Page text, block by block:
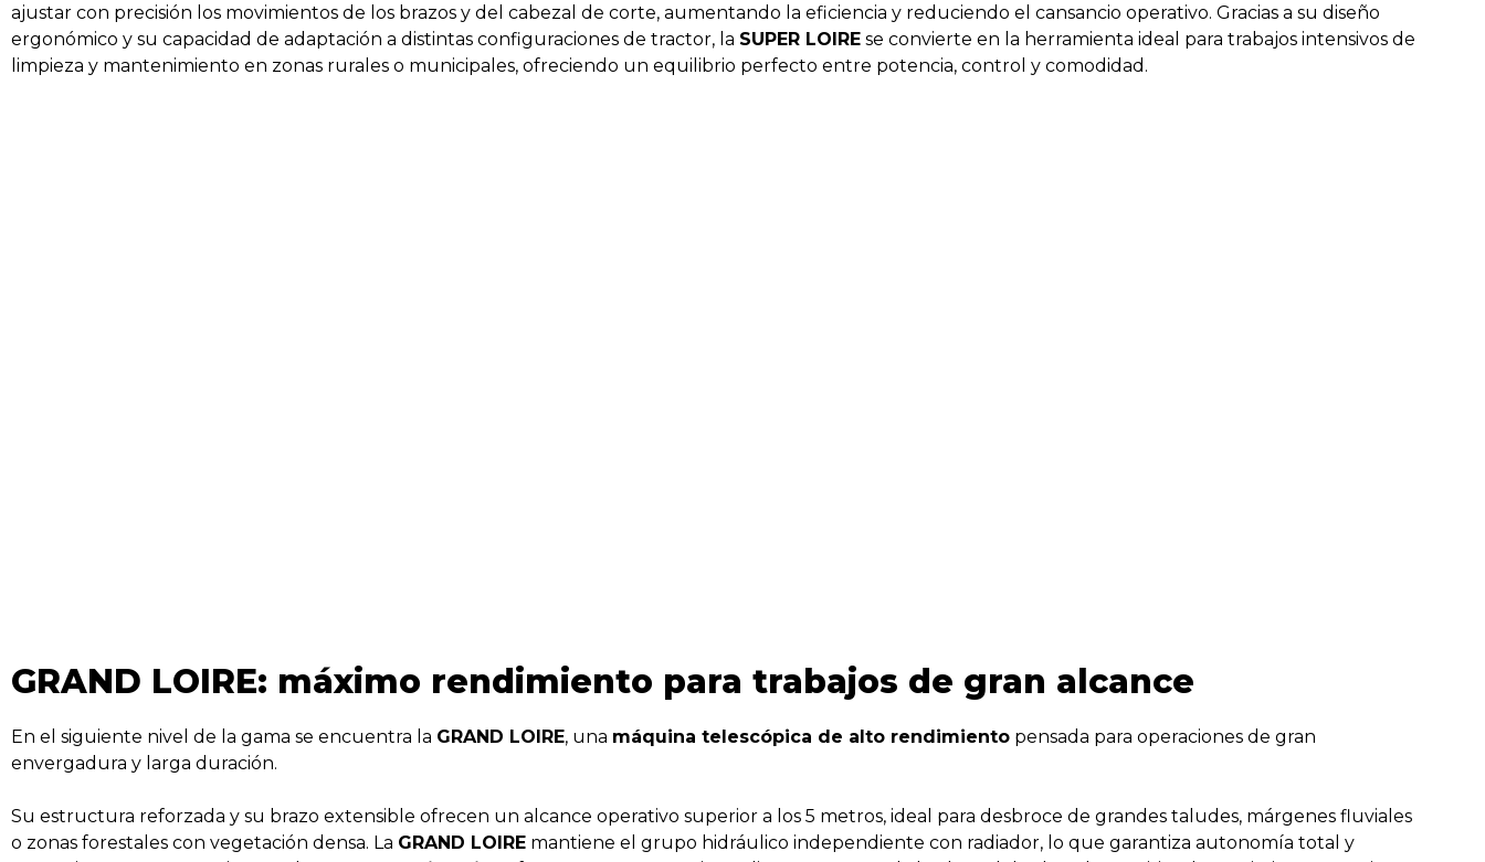
ajustar con precisión los movimientos de los brazos y del cabezal de corte, aumentando la eficiencia y reduciendo el cansancio operativo. Gracias a su diseño
ergonómico y su capacidad de adaptación a distintas configuraciones de tractor, la SUPER LOIRE se convierte en la herramienta ideal para trabajos intensivos de
limpieza y mantenimiento en zonas rurales o municipales, ofreciendo un equilibrio perfecto entre potencia, control y comodidad.
GRAND LOIRE: máximo rendimiento para trabajos de gran alcance
En el siguiente nivel de la gama se encuentra la GRAND LOIRE, una máquina telescópica de alto rendimiento pensada para operaciones de gran
envergadura y larga duración.
Su estructura reforzada y su brazo extensible ofrecen un alcance operativo superior a los 5 metros, ideal para desbroce de grandes taludes, márgenes fluviales
o zonas forestales con vegetación densa. La GRAND LOIRE mantiene el grupo hidráulico independiente con radiador, lo que garantiza autonomía total y